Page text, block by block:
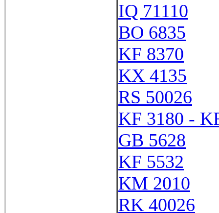
IQ 71110
BO 6835
KF 8370
KX 4135
RS 50026
KF 3180 -
GB 5628
KF 5532
KM 2010
RK 40026